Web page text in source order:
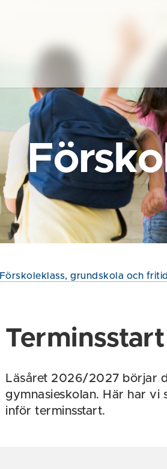
Förskoleklass, grundskola och
Terminsstart
Läsåret 2026/2027 börjar
gymnasieskolan. Här har vi
inför terminsstart.